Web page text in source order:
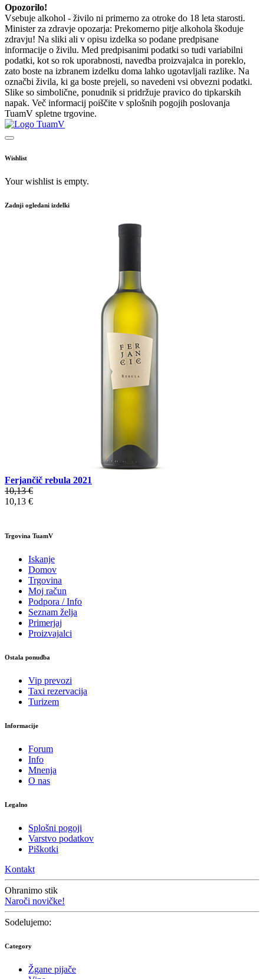
Opozorilo!
Vsebuje alkohol - živilo ni primerno za otroke do 18 leta starosti.
Minister za zdravje opozarja: Prekomerno pitje alkohola škoduje
zdravju! Na sliki ali v opisu izdelka so podane predpisane
informacije o živilu. Med predpisanimi podatki so tudi variabilni
podatki, kot so rok uporabnosti, navedba proizvajalca in poreklo,
zato boste na izbranem izdelku doma lahko ugotavljali razlike. Na
označbi živila, ki ga boste prejeli, so navedeni vsi obvezni podatki.
Slike so simbolične, ponudnik si pridržuje pravico do tipkarskih
napak. Več informacij poiščite v splošnih pogojih poslovanja
TuamV spletne trgovine.
Wishlist
Your wishlist is empty.
Zadnji ogledani izdelki
Ferjančič rebula 2021
10,13 €
10,13 €
Trgovina TuamV
Iskanje
Domov
Trgovina
Moj račun
Podpora / Info
Seznam želja
Primerjaj
Proizvajalci
Ostala ponudba
Vip prevozi
Taxi rezervacija
Turizem
Informacije
Forum
Info
Mnenja
O nas
Legalno
Splošni pogoji
Varstvo podatkov
Piškotki
Kontakt
Ohranimo stik
Naroči novičke!
Sodelujemo:
Category
Žgane pijače